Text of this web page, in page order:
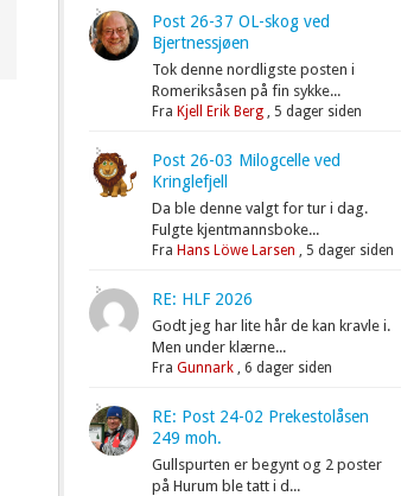
Post 26-37 OL-skog ved
Bjertnessjøen
Tok denne nordligste posten i
Romeriksåsen på fin sykke...
Fra Kjell Erik Berg, 5 dager siden
Post 26-03 Milogcelle ved
Kringlefjell
Da ble denne valgt for tur i dag.
Fulgte kjentmannsboke...
Fra Hans Löwe Larsen , 5 dager siden
RE: HLF 2026
Godt jeg har lite hår de kan kravle i.
Men under klærne...
Fra Gunnark, 6 dager siden
RE: Post 24-02 Prekestolåsen
249 moh.
Gullspurten er begynt og 2 poster
på Hurum ble tatt i d...